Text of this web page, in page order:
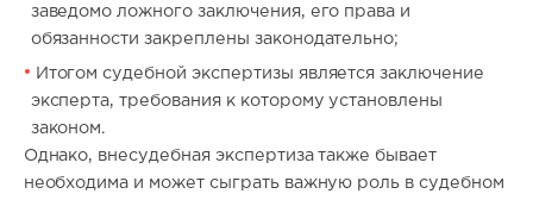
заведомо ложного заключения, его права и
обязанности закреплены законодательно;
Итогом судебной экспертизы является заключение
эксперта, требования к которому установлены
законом.
Однако, внесудебная экспертиза также бывает
необходима и может сыграть важную роль в судебном